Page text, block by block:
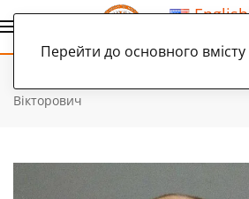
Перейти до основного вмісту
English
Вікторович